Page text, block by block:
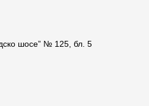
шосе” № 125, бл. 5